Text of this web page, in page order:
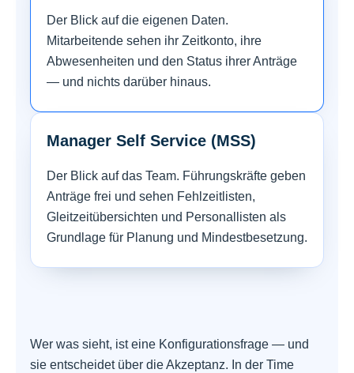
Der Blick auf die eigenen Daten.
Mitarbeitende sehen ihr Zeitkonto, ihre
Abwesenheiten und den Status ihrer Anträge
— und nichts darüber hinaus.
Manager Self Service (MSS)
Der Blick auf das Team. Führungskräfte geben
Anträge frei und sehen Fehlzeitlisten,
Gleitzeitübersichten und Personallisten als
Grundlage für Planung und Mindestbesetzung.
Wer was sieht, ist eine Konfigurationsfrage — und
sie entscheidet über die Akzeptanz. In der Time